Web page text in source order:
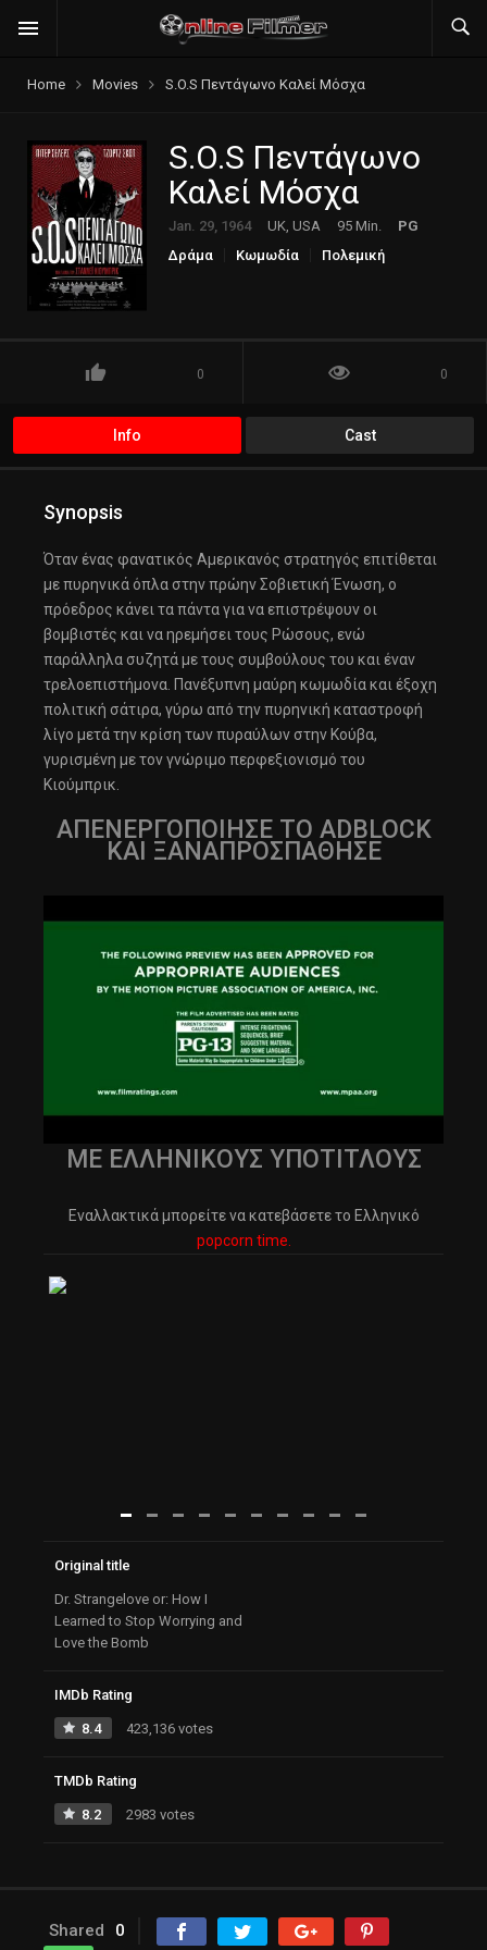
Home Movies S.O.S Πεντάγωνο Καλεί Μόσχα
S.O.S Πεντάγωνο
Καλεί Μόσχα
Jan. 29, 1964 UK, USA 95 Min.
PG
Δράμα
Κωμωδία Πολεμική
0 0
Info Cast
Synopsis
Όταν ένας φανατικός Αμερικανός στρατηγός επιτίθεται
με πυρηνικά όπλα στην πρώην Σοβιετική Ένωση, ο
πρόεδρος κάνει τα πάντα για να επιστρέψουν οι
βομβιστές και να ηρεμήσει τους Ρώσους, ενώ
παράλληλα συζητά με τους συμβούλους του και έναν
τρελοεπιστήμονα. Πανέξυπνη μαύρη κωμωδία και έξοχη
πολιτική σάτιρα, γύρω από την πυρηνική καταστροφή
λίγο μετά την κρίση των πυραύλων στην Κούβα,
γυρισμένη με τον γνώριμο περφεξιονισμό του
Κιούμπρικ.
ΑΠΕΝΕΡΓΟΠΟΙΗΣΕ ΤΟ ADBLOCK
ΚΑΙ ΞΑΝΑΠΡΟΣΠΑΘΗΣΕ
ΜΕ ΕΛΛΗΝΙΚΟΥΣ ΥΠΟΤΙΤΛΟΥΣ
Εναλλακτικά μπορείτε να κατεβάσετε το Ελληνικό
popcorn time.
Original title
Dr. Strangelove or: How I
Learned to Stop Worrying and
Love the Bomb
IMDb Rating
8.4 423,136 votes
TMDb Rating
8.2 2983 votes
Shared 0